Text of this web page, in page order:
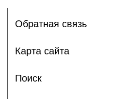
Обратная связь
Карта сайта
Поиск